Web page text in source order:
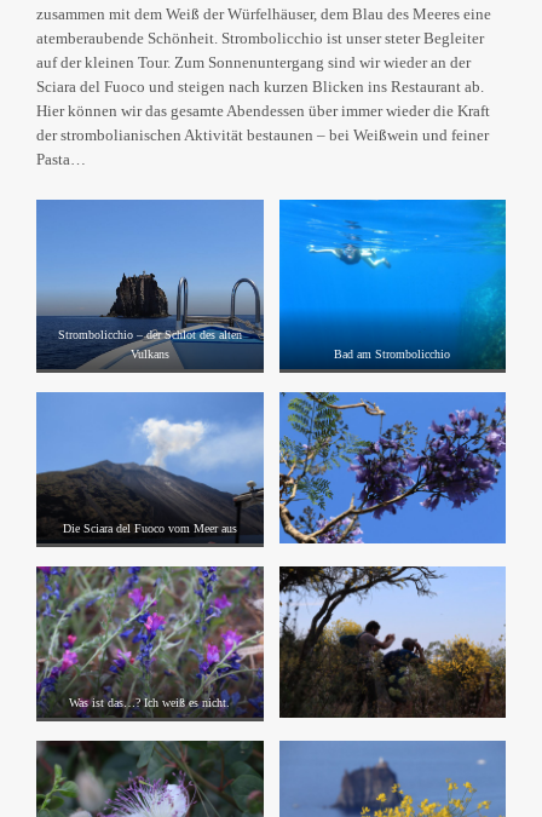
zusammen mit dem Weiß der Würfelhäuser, dem Blau des Meeres eine
atemberaubende Schönheit. Strombolicchio ist unser steter Begleiter
auf der kleinen Tour. Zum Sonnenuntergang sind wir wieder an der
Sciara del Fuoco und steigen nach kurzen Blicken ins Restaurant ab.
Hier können wir das gesamte Abendessen über immer wieder die Kraft
der strombolianischen Aktivität bestaunen – bei Weißwein und feiner
Pasta…
Strombolicchio – der Schlot des alten
Vulkans
Bad am Strombolicchio
Die Sciara del Fuoco vom Meer aus
Was ist das…? Ich weiß es nicht.